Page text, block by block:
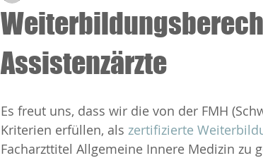
Assistenzärzte
Es freut uns, dass wir die von der FMH
Kriterien erfüllen, als zertifizierte
Facharzttitel Allgemeine Innere Medizin zu